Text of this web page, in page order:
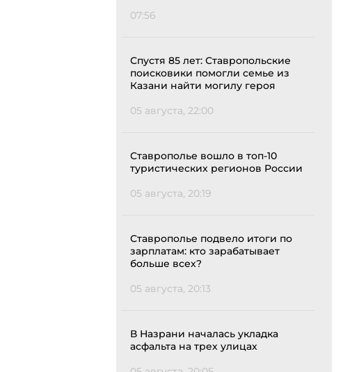
07:56
Спустя 85 лет: Ставропольские
поисковики помогли семье из
Казани найти могилу героя
05 августа, 22:00
Ставрополье вошло в топ-10
туристических регионов России
05 августа, 20:19
Ставрополье подвело итоги по
зарплатам: кто зарабатывает
больше всех?
05 августа, 20:13
В Назрани началась укладка
асфальта на трех улицах